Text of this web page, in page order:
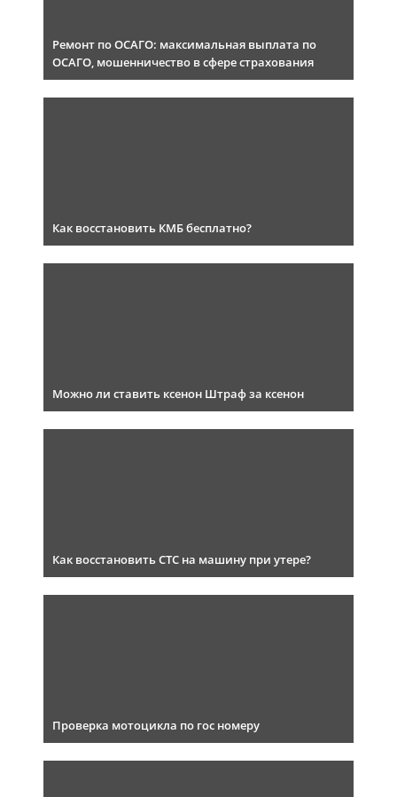
Ремонт по ОСАГО: максимальная выплата по
ОСАГО, мошенничество в сфере страхования
Как восстановить КМБ бесплатно?
Можно ли ставить ксенон Штраф за ксенон
Как восстановить СТС на машину при утере?
Проверка мотоцикла по гос номеру